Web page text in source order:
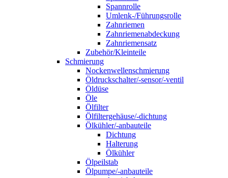
Spannrolle
Umlenk-/Führungsrolle
Zahnriemen
Zahnriemenabdeckung
Zahnriemensatz
Zubehör/Kleinteile
Schmierung
Nockenwellenschmierung
Öldruckschalter/-sensor/-ventil
Öldüse
Öle
Ölfilter
Ölfiltergehäuse/-dichtung
Ölkühler/-anbauteile
Dichtung
Halterung
Ölkühler
Ölpeilstab
Ölpumpe/-anbauteile